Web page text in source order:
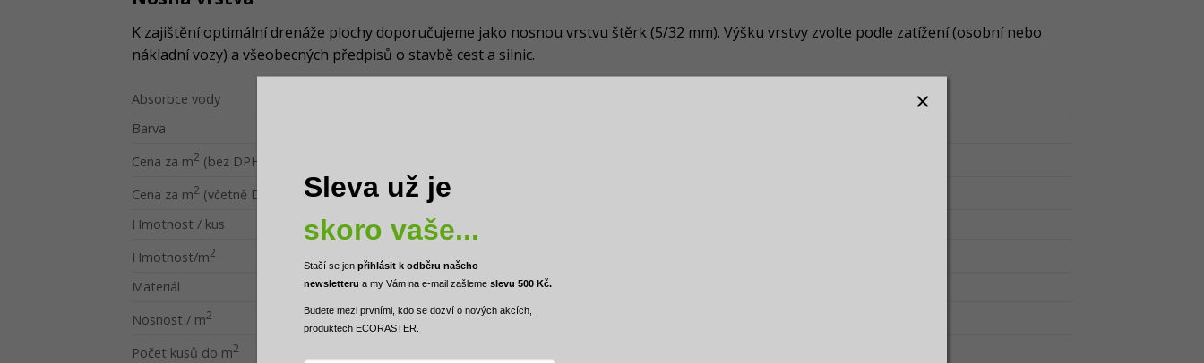
K zajištění optimální drenáže plochy doporučujeme jako nosnou vrstvu štěrk (5/32 mm). Výšku vrstvy zvolte podle zatížení (osobní nebo
nákladní vozy) a všeobecných předpisů o stavbě cest a silnic.
Absorbce vody
Barva
Cena za m2 (bez DPH)
Cena za m2 (včetně DPH)
Hmotnost / kus
Hmotnost/m2
Materiál
Nosnost / m2
Počet kusů do m2
Sleva už je
skoro vaše...
Stačí se jen přihlásit k odběru našeho
newsletteru a my Vám na e-mail zašleme slevu 500 Kč.
Budete mezi prvními, kdo se dozví o nových akcích,
produktech ECORASTER